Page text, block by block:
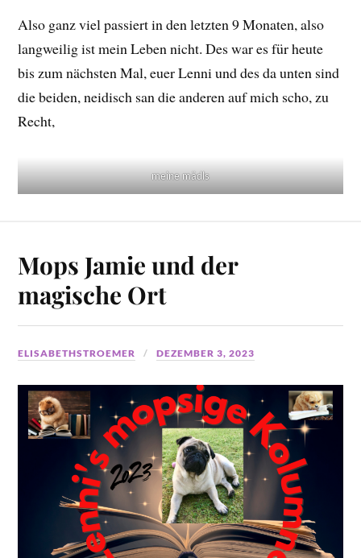
Also ganz viel passiert in den letzten 9 Monaten, also
langweilig ist mein Leben nicht. Des war es für heute
bis zum nächsten Mal, euer Lenni und des da unten sind
die beiden, neidisch san die anderen auf mich scho, zu
Recht,
meine mädls
Mops Jamie und der
magische Ort
ELISABETHSTROEMER DEZEMBER 3, 2023